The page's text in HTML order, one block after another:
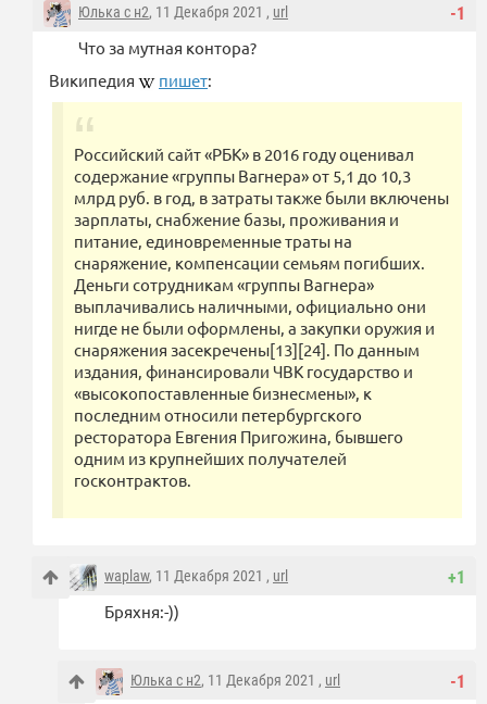
-1
Юлька с н2, 11 Декабря 2021 , url
Что за мутная контора?
Википедия
пишет:
Российский сайт «РБК» в 2016 году оценивал
содержание «группы Вагнера» от 5,1 до 10,3
млрд руб. в год, в затраты также были включены
зарплаты, снабжение базы, проживания и
питание, единовременные траты на
снаряжение, компенсации семьям погибших.
Деньги сотрудникам «группы Вагнера»
выплачивались наличными, официально они
нигде не были оформлены, а закупки оружия и
снаряжения засекречены[13][24]. По данным
издания, финансировали ЧВК государство и
«высокопоставленные бизнесмены», к
последним относили петербургского
ресторатора Евгения Пригожина, бывшего
одним из крупнейших получателей
госконтрактов.
+1
waplaw, 11 Декабря 2021 , url
Бряхня:-))
-1
Юлька с н2, 11 Декабря 2021 , url